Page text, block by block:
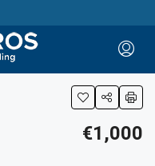
€1,000